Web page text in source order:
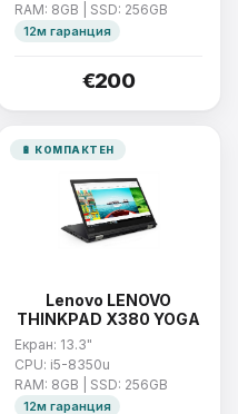
RAM: 8GB | SSD: 256GB
12м гаранция
€200
🔋 КОМПАКТЕН
Lenovo LENOVO
THINKPAD X380 YOGA
Екран: 13.3"
CPU: i5-8350u
RAM: 8GB | SSD: 256GB
12м гаранция